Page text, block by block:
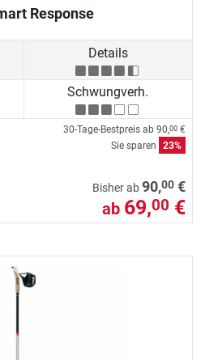
Response
Details
Schwungverh.
30-Tage-Bestpreis ab 90,00 €
Sie sparen
23%
Bisher ab90,00 €
ab 69,00 €